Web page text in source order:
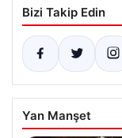
Bizi Takip Edin
Yan Manşet